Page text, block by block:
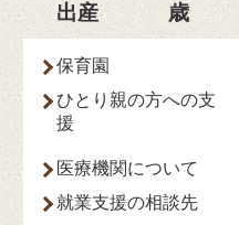
出産
歳
保育園
ひとり親の方への支
援
医療機関について
就業支援の相談先